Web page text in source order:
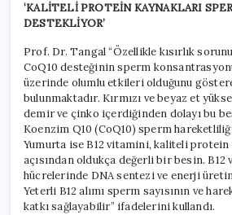
‘KALİTELİ PROTEİN KAYNAKLARI
DESTEKLİYOR’
Prof. Dr. Tangal “Özellikle kısırlık
CoQ10 desteğinin sperm
üzerinde olumlu etkileri olduğunu
bulunmaktadır. Kırmızı ve beyaz et
demir ve çinko içerdiğinden dolayı bu
Koenzim Q10 (CoQ10) sperm
Yumurta ise B12 vitamini, kaliteli
açısından oldukça değerli bir besin.
hücrelerinde DNA sentezi ve enerji
Yeterli B12 alımı sperm sayısının ve
katkı sağlayabilir” ifadelerini kullandı.